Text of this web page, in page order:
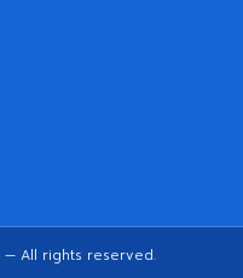
— All rights reserved.